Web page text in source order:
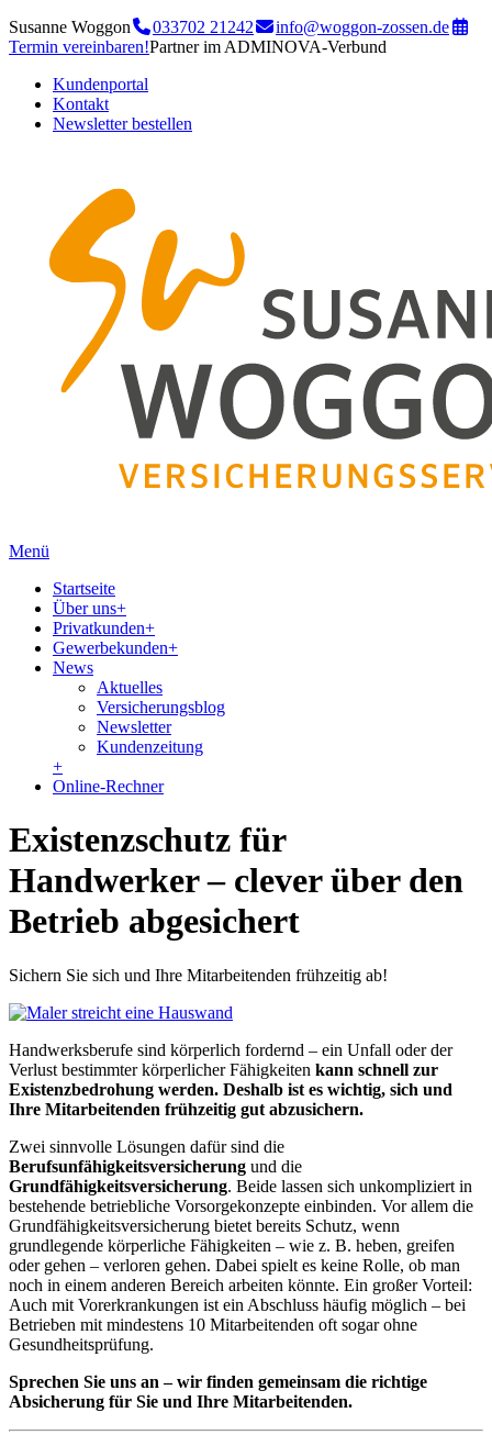
Susanne Woggon 033702 21242
info@woggon-zossen.de
Termin vereinbaren!Partner im ADMINOVA-Verbund
Kundenportal
Kontakt
Newsletter bestellen
Menü
Startseite
Über uns+
Privatkunden+
Gewerbekunden+
News
Aktuelles
Versicherungsblog
Newsletter
Kundenzeitung
+
Online-Rechner
Existenzschutz für
Handwerker – clever über den
Betrieb abgesichert
Sichern Sie sich und Ihre Mitarbeitenden frühzeitig ab!
Handwerksberufe sind körperlich fordernd – ein Unfall oder der
Verlust bestimmter körperlicher Fähigkeiten kann schnell zur
Existenzbedrohung werden. Deshalb ist es wichtig, sich und
Ihre Mitarbeitenden frühzeitig gut abzusichern.
Zwei sinnvolle Lösungen dafür sind die
Berufsunfähigkeitsversicherung und die
Grundfähigkeitsversicherung. Beide lassen sich unkompliziert in
bestehende betriebliche Vorsorgekonzepte einbinden. Vor allem die
Grundfähigkeitsversicherung bietet bereits Schutz, wenn
grundlegende körperliche Fähigkeiten – wie z. B. heben, greifen
oder gehen – verloren gehen. Dabei spielt es keine Rolle, ob man
noch in einem anderen Bereich arbeiten könnte. Ein großer Vorteil:
Auch mit Vorerkrankungen ist ein Abschluss häufig möglich – bei
Betrieben mit mindestens 10 Mitarbeitenden oft sogar ohne
Gesundheitsprüfung.
Sprechen Sie uns an – wir finden gemeinsam die richtige
Absicherung für Sie und Ihre Mitarbeitenden.